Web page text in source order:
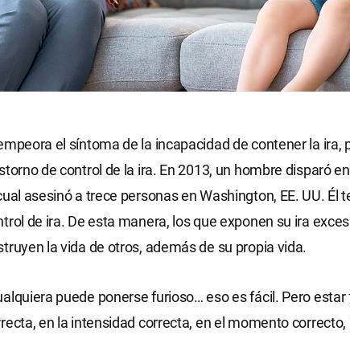
el síntoma de la incapacidad de contener la ira,
de control de la ira. En 2013, un hombre disparó
asesinó a trece personas en Washington, EE. UU. Él
de ira. De esta manera, los que exponen su ira
la vida de otros, además de su propia vida.
puede ponerse furioso… eso es fácil. Pero
en la intensidad correcta, en el momento